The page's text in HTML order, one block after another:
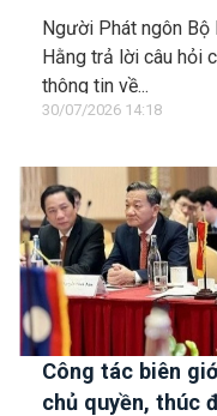
kiếm, cứu hộ các
Khôi Nguyên 18
Người Phát ngôn Bộ
Hằng trả lời câu hỏi
thông tin về...
30/07/2026 14:18
Công tác biên
chủ quyền, thúc